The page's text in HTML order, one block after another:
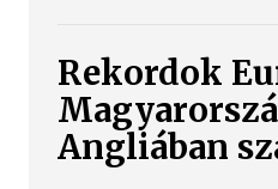
Rekordok
Angliában